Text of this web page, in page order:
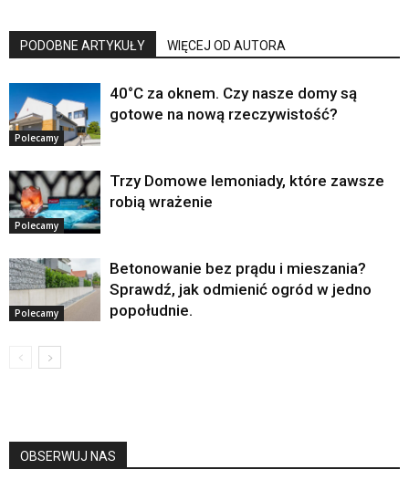
PODOBNE ARTYKUŁY WIĘCEJ OD AUTORA
Polecamy
40°C za oknem. Czy nasze domy są
gotowe na nową rzeczywistość?
Polecamy
Trzy Domowe lemoniady, które zawsze
robią wrażenie
Polecamy
Betonowanie bez prądu i mieszania?
Sprawdź, jak odmienić ogród w jedno
popołudnie.
OBSERWUJ NAS